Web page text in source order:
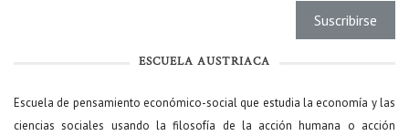
ESCUELA AUSTRIACA
Escuela de pensamiento económico-social que estudia la economía y las
ciencias sociales usando la filosofía de la acción humana o acción